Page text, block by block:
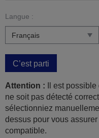
Langue :
C’est parti
Attention : Il est
ne soit pas détecté
sélectionniez
dessus pour vous
compatible.